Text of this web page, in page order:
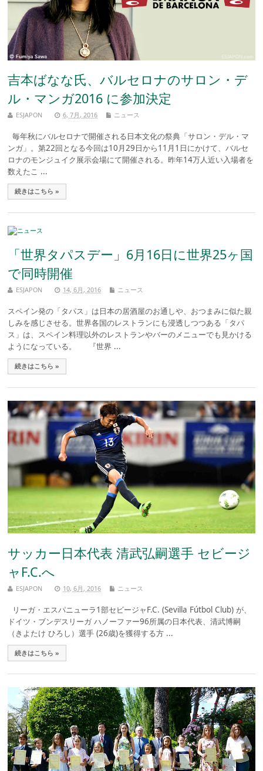
吉本ばなな氏、バルセロナのサロン・デ
ル・マンガ2016 に参加決定
ESJAPON 6, 7月, 2016 ニュース
毎年秋にバルセロナで開催される日本文化の祭典「サロン・デル・マ
ンガ」。第22回となる今回は10月29日から11月1日にかけて、バルセ
ロナのモンジュイク展示会場にて開催される。昨年14万人近い入場者を
数えたこ ...
続きはこちら »
「世界タパスデー」6月16日に世界25ヶ国
で同時開催
ESJAPON 14, 6月, 2016 ニュース
スペイン発の「タパス」は日本の居酒屋のお通しや、おつまみに似た親
しみを感じさせる。世界各国のレストランにも浸透しつつある「タパ
ス」は、スペイン料理以外のレストランやバーのメニューでも見かける
ようになっている。 『世界 ...
続きはこちら »
サッカー日本代表 清武弘嗣選手 セビージ
ャF.C.へ
ESJAPON 10, 6月, 2016 ニュース
リーガ・エスパニューラ1部セビージャF.C. (Sevilla Fútbol Club) が、
ドイツ・ブンデスリーガ ハノーファー96所属の日本代表、清武博嗣
（きよたけ ひろし）選手 (26歳)を獲得する方 ...
続きはこちら »